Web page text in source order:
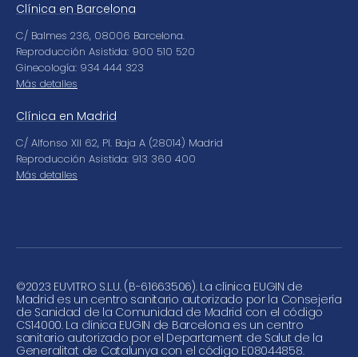
Clínica en Barcelona
C/ Balmes 236, 08006 Barcelona.
Reproducción Asistida: 900 510 520
Ginecología: 934 444 323
Más detalles
Clínica en Madrid
C/ Alfonso XII 62, Pl. Baja A (28014) Madrid
Reproducción Asistida: 913 360 400
Más detalles
©2023 EUVITRO S.L.U. (B-61663506). La clínica EUGIN de
Madrid es un centro sanitario autorizado por la Consejería
de Sanidad de la Comunidad de Madrid con el código
CS14000. La clínica EUGIN de Barcelona es un centro
sanitario autorizado por el Departament de Salut de la
Generalitat de Catalunya con el código E08044858.